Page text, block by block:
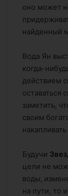
оно может
найденный
Вода Ян
когда-
действием
оставаться
заметить,
своим
Будучи
цели не
воды,
на пути, то